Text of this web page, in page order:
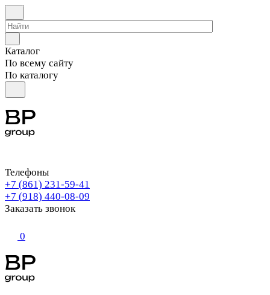
Каталог
По всему сайту
По каталогу
Телефоны
+7 (861) 231-59-41
+7 (918) 440-08-09
Заказать звонок
0